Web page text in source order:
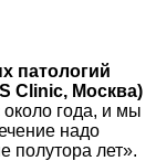
патологий
Clinic, Москва)
около года, и мы
надо
полутора лет».